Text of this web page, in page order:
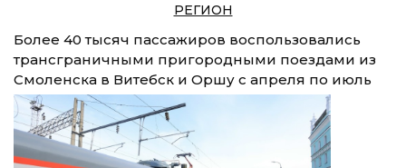
РЕГИОН
Более 40 тысяч пассажиров воспользовались
трансграничными пригородными поездами из
Смоленска в Витебск и Оршу с апреля по июль